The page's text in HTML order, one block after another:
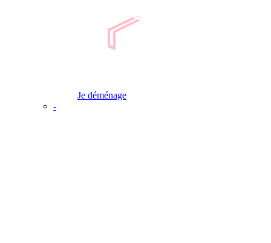
Je déménage
-